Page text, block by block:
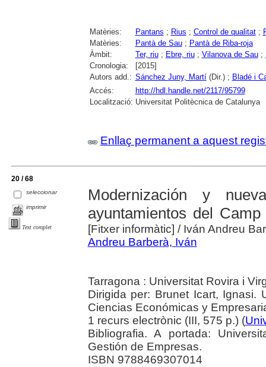
Matèries: Pantans ; Rius ; Control de qualitat;
Matèries:
Pantà de Sau; Pantà de Riba-roja
Àmbit:
Ter, riu; Ebre, riu; Vilanova de Sau;
Cronologia:
[2015]
Autors add.: Sánchez Juny, Martí(Dir.) ; Bladé i
Accés:
http://hdl.handle.net/2117/95799
Localització: Universitat Politècnica de Catalunya
Enllaç permanent a aquest
20 / 68
seleccionar
imprimir
Text complet
Modernización y
ayuntamientos del
[Fitxer informàtic] / Iván Andreu
Andreu Barberà, Iván
Tarragona : Universitat Rovira i
Dirigida per: Brunet Icart, Ignasi.
Ciencias Económicas y
1 recurs electrònic (III, 575 p.) (
Bibliografia. A portada:
Gestión de Empresas.
ISBN 9788469307014